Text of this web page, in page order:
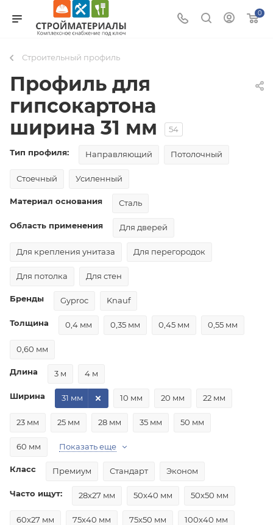
0
Строительный профиль
Профиль для
гипсокартона
ширина 31 мм
54
Тип профиля: Направляющий Потолочный
Стоечный Усиленный
Материал основания Сталь
Область применения Для дверей
Для крепления унитаза Для перегородок
Для потолка Для стен
Бренды Gyproc Knauf
Толщина 0,4 мм 0,35 мм 0,45 мм 0,55 мм
0,60 мм
Длина 3 м 4 м
Ширина 10 мм 20 мм 22 мм
23 мм 25 мм 28 мм
31 мм
35 мм 50 мм
60 мм Показать еще
Класс Премиум Стандарт Эконом
Часто ищут: 28x27 мм 50x40 мм 50x50 мм
60x27 мм 75x40 мм 75x50 мм 100x40 мм